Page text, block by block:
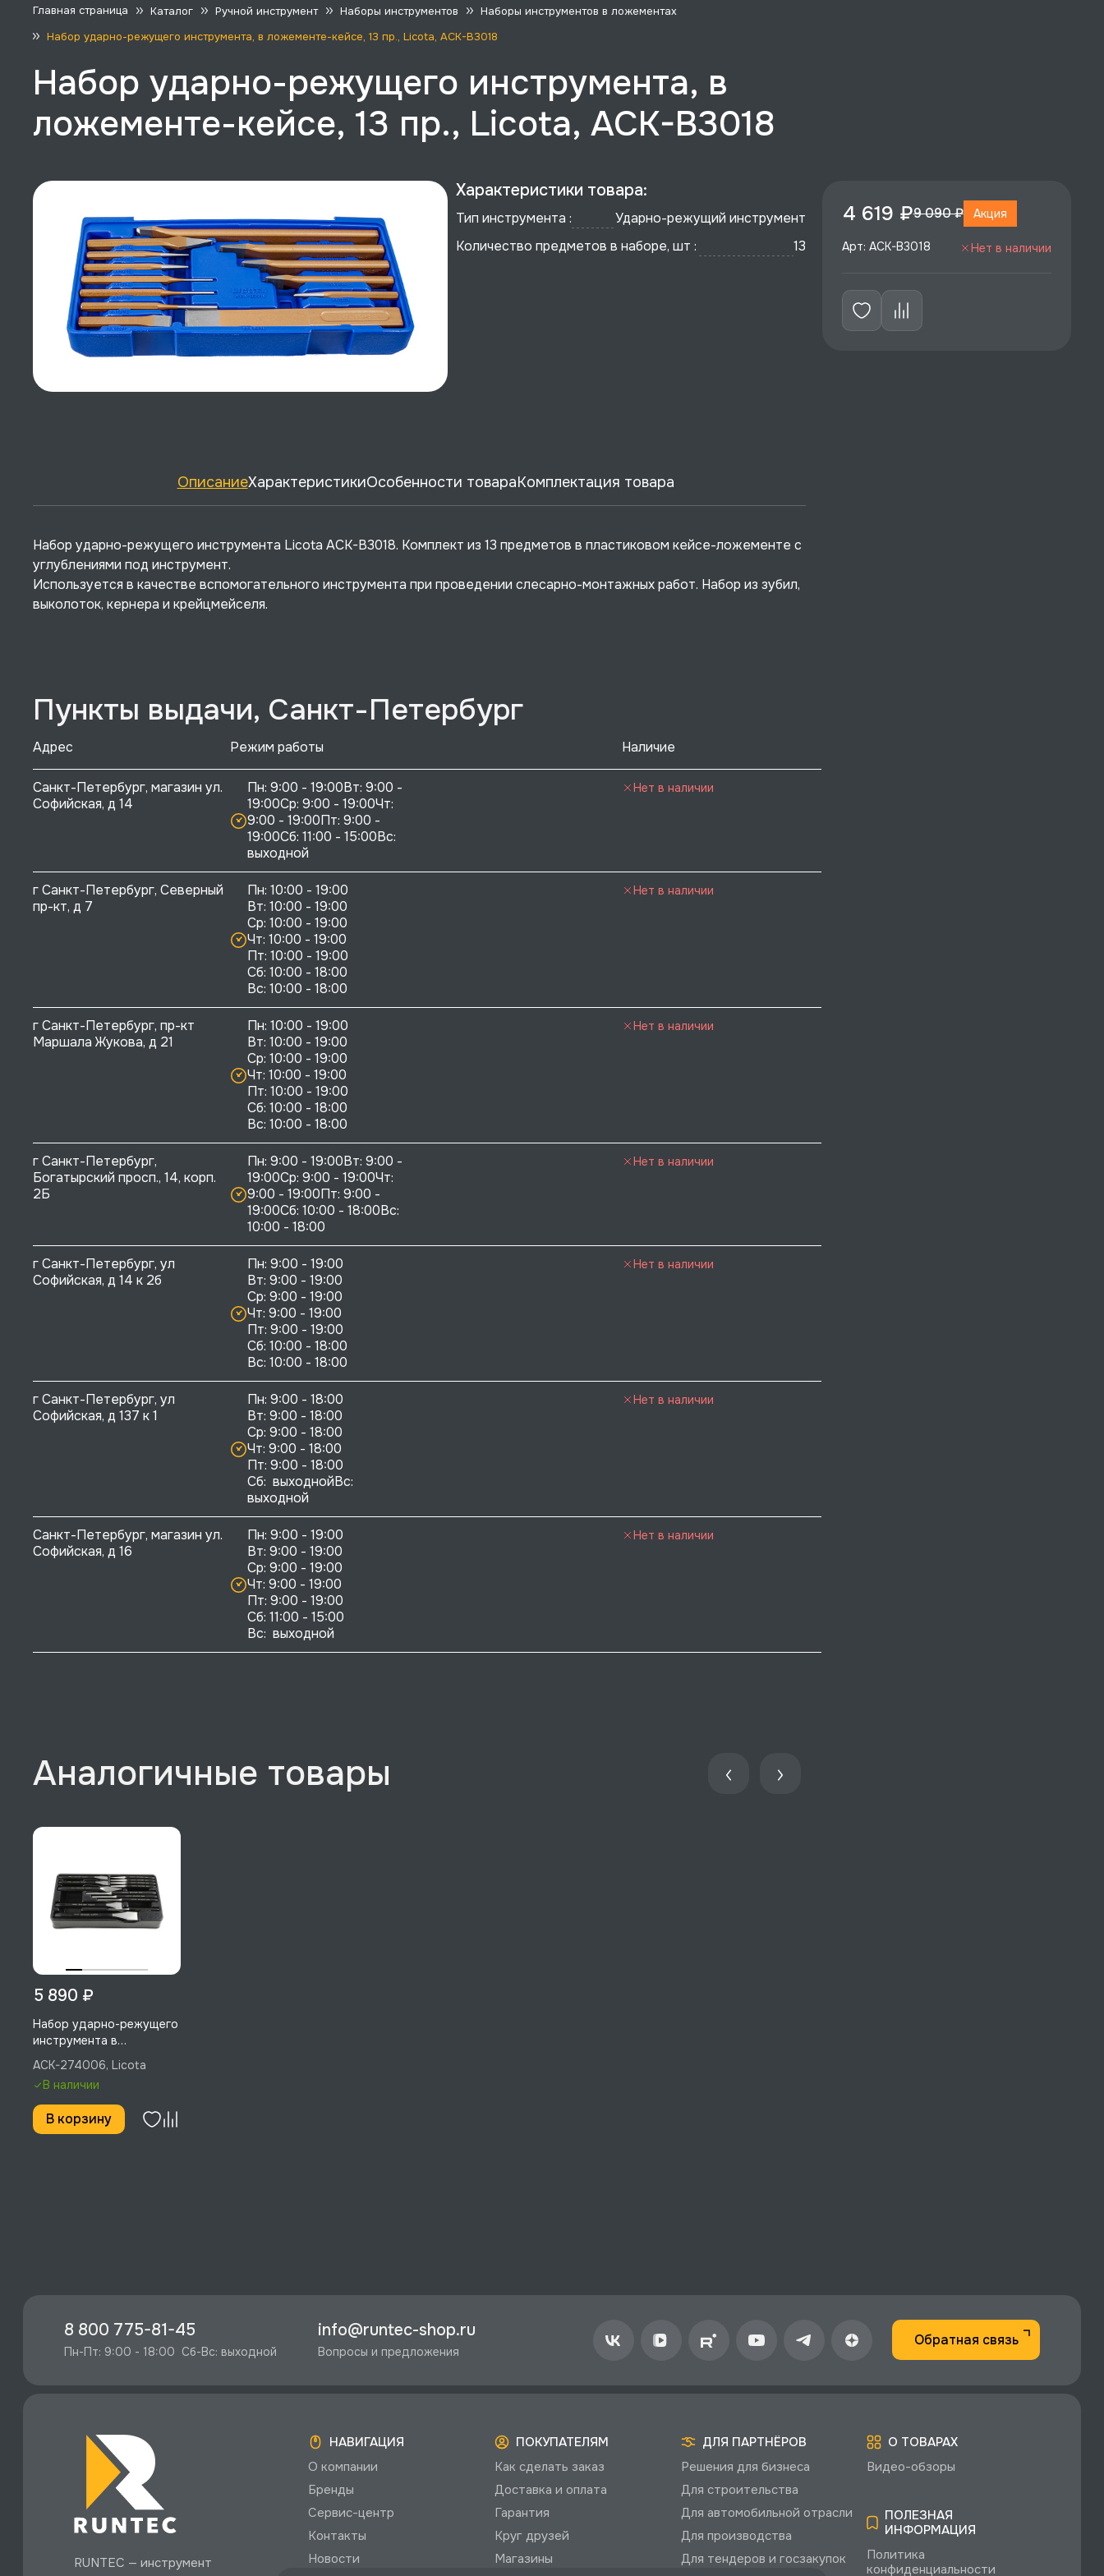
Главная страница Каталог Ручной инструмент Наборы инструментов
Наборы инструментов в ложементах
Набор ударно-режущего инструмента, в ложементе-кейсе, 13 пр., Licota, ACK-B3018
Набор ударно-режущего инструмента, в
ложементе-кейсе, 13 пр., Licota, ACK-B3018
Характеристики товара:
Тип инструмента :
Ударно-режущий инструмент
Количество предметов в наборе, шт :
13
ОписаниеХарактеристикиОсобенности товараКомплектация товара
Набор ударно-режущего инструмента Licota ACK-B3018. Комплект из 13 предметов в пластиковом кейсе-ложементе с
углублениями под инструмент.
Используется в качестве вспомогательного инструмента при проведении слесарно-монтажных работ. Набор из зубил,
выколоток, кернера и крейцмейселя.
Пункты выдачи, Санкт-Петербург
Адрес Режим работы Наличие
Санкт-Петербург, магазин ул.
Софийская, д 14
Пн: 9:00 - 19:00Вт: 9:00 -
19:00Ср: 9:00 - 19:00Чт:
9:00 - 19:00Пт: 9:00 -
19:00Сб: 11:00 - 15:00Вс:
выходной
Нет в наличии
г Санкт-Петербург, Северный
пр-кт, д 7
Пн: 10:00 - 19:00
Вт: 10:00 - 19:00
Ср: 10:00 - 19:00
Чт: 10:00 - 19:00
Пт: 10:00 - 19:00
Сб: 10:00 - 18:00
Нет в наличии
г Санкт-Петербург, пр-кт
Маршала Жукова, д 21
Пн: 10:00 - 19:00
Вт: 10:00 - 19:00
Ср: 10:00 - 19:00
Чт: 10:00 - 19:00
Пт: 10:00 - 19:00
Сб: 10:00 - 18:00
Нет в наличии
г Санкт-Петербург,
Богатырский просп., 14, корп.
2Б
Пн: 9:00 - 19:00Вт: 9:00 -
19:00Ср: 9:00 - 19:00Чт:
9:00 - 19:00Пт: 9:00 -
19:00Сб: 10:00 - 18:00Вс:
10:00 - 18:00
Нет в наличии
г Санкт-Петербург, ул
Софийская, д 14 к 2б
Пн: 9:00 - 19:00
Вт: 9:00 - 19:00
Ср: 9:00 - 19:00
Чт: 9:00 - 19:00
Пт: 9:00 - 19:00
Сб: 10:00 - 18:00
Нет в наличии
г Санкт-Петербург, ул
Софийская, д 137 к 1
Пн: 9:00 - 18:00
Вт: 9:00 - 18:00
Ср: 9:00 - 18:00
Чт: 9:00 - 18:00
Пт: 9:00 - 18:00
Сб:  выходнойВс:
выходной
Нет в наличии
Санкт-Петербург, магазин ул.
Софийская, д 16
Пн: 9:00 - 19:00
Вт: 9:00 - 19:00
Ср: 9:00 - 19:00
Чт: 9:00 - 19:00
Пт: 9:00 - 19:00
Сб: 11:00 - 15:00
Вс:  выходной
Нет в наличии
Аналогичные товары
5 890 ₽
Набор ударно-режущего
инструмента в
ложементе, 13 пр., Licota,
ACK-274006
ACK-274006, Licota
В наличии
В корзину
4 619 ₽9 090 ₽ Акция
Арт: ACK-B3018 Нет в наличии
8 800 775-81-45
Пн-Пт: 9:00 - 18:00  Сб-Вс: выходной
info@runtec-shop.ru
Вопросы и предложения
Обратная связь
RUNTEC — инструмент
НАВИГАЦИЯ
О компании
Бренды
Сервис-центр
Контакты
Новости
ПОКУПАТЕЛЯМ
Как сделать заказ
Доставка и оплата
Гарантия
Круг друзей
Магазины
ДЛЯ ПАРТНЁРОВ
Решения для бизнеса
Для строительства
Для автомобильной отрасли
Для производства
Для тендеров и госзакупок
О ТОВАРАХ
Видео-обзоры
ПОЛЕЗНАЯ
ИНФОРМАЦИЯ
Политика
конфиденциальности